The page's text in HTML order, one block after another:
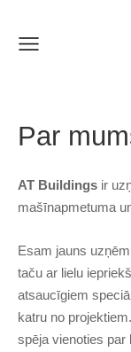
Par
AT Buildings ir
mašīnapmetuma
Esam jauns
taču ar lielu
atsaucīgiem
katru no
spēja vienoties par